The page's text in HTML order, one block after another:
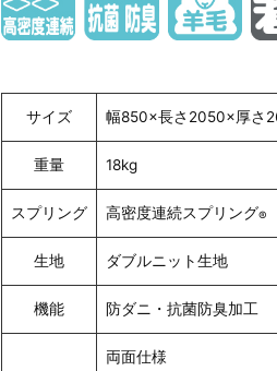
サイズ 幅850×長さ2050×厚さ
重量 18kg
スプリング 高密度連続スプリング®
生地 ダブルニット生地
機能 防ダニ・抗菌防臭加工
両面仕様